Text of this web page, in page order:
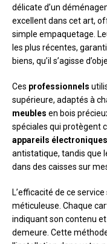
délicate d’un
excellent dans cet art,
simple empaquetage.
les plus récentes,
biens, qu’il s’agisse
Ces professionnels
supérieure, adaptés à
meubles en bois
spéciales qui protègent
appareils électroniques
antistatique, tandis que
dans des caisses sur
L’efficacité de ce
méticuleuse. Chaque
indiquant son contenu
demeure. Cette